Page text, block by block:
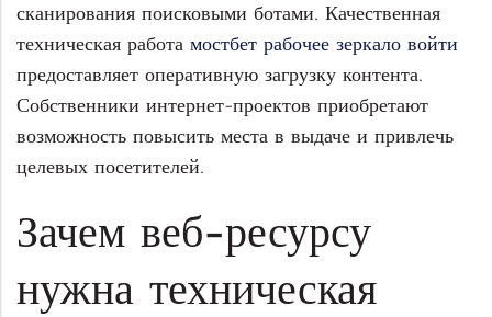
сканирования поисковыми ботами. Качественная
техническая работа мостбет рабочее зеркало войти
предоставляет оперативную загрузку контента.
Собственники интернет-проектов приобретают
возможность повысить места в выдаче и привлечь
целевых посетителей.
Зачем веб-ресурсу
нужна техническая